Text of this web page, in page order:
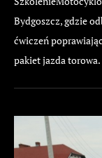
Bydgoszcz, gdzie
ćwiczeń
pakiet jazda torowa.